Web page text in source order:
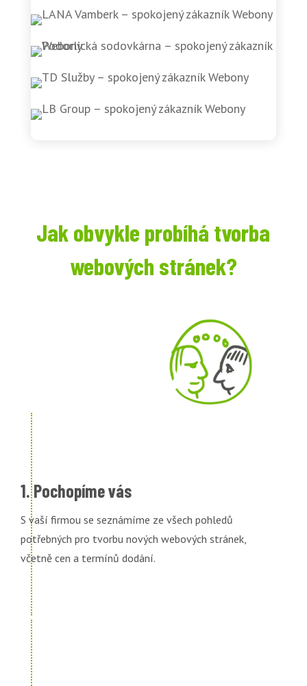
Jak obvykle probíhá tvorba
webových stránek?
1. Pochopíme vás
S vaší firmou se seznámíme ze všech pohledů
potřebných pro tvorbu nových webových stránek,
včetně cen a termínů dodání.